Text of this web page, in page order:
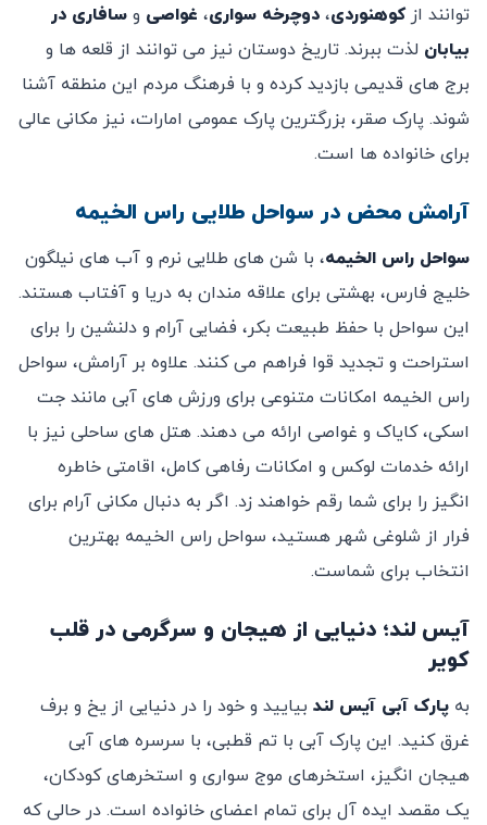
‌توانند ازکوهنوردی، دوچرخه ‌سواری، غواصی و سافاری در
بیابان لذت ببرند. تاریخ ‌دوستان نیز می ‌توانند از قلعه‌ ها و
برج ‌های قدیمی بازدید کرده و با فرهنگ مردم این منطقه آشنا
شوند. پارک صقر، بزرگترین پارک عمومی امارات، نیز مکانی عالی
برای خانواده‌ ها است.
آرامش محض در سواحل طلایی راس الخیمه
سواحل راس الخیمه، با شن‌ های طلایی نرم و آب‌ های نیلگون
خلیج فارس، بهشتی برای علاقه ‌مندان به دریا و آفتاب هستند.
این سواحل با حفظ طبیعت بکر، فضایی آرام و دلنشین را برای
استراحت و تجدید قوا فراهم می ‌کنند. علاوه بر آرامش، سواحل
راس الخیمه امکانات متنوعی برای ورزش‌ های آبی مانند جت
اسکی، کایاک و غواصی ارائه می ‌دهند. هتل‌ های ساحلی نیز با
ارائه خدمات لوکس و امکانات رفاهی کامل، اقامتی خاطره
‌انگیز را برای شما رقم خواهند زد. اگر به دنبال مکانی آرام برای
فرار از شلوغی شهر هستید، سواحل راس الخیمه بهترین
انتخاب برای شماست.
آیس لند؛ دنیایی از هیجان و سرگرمی در قلب
کویر
به پارک آبی آیس لند بیایید و خود را در دنیایی از یخ و برف
غرق کنید. این پارک آبی با تم قطبی، با سرسره‌ های آبی
هیجان ‌انگیز، استخرهای موج ‌سواری و استخرهای کودکان،
یک مقصد ایده ‌آل برای تمام اعضای خانواده است. در حالی که